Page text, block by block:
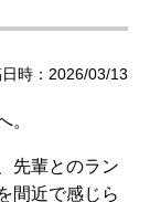
時：2026/03/13
。
先輩とのラン
間近で感じら